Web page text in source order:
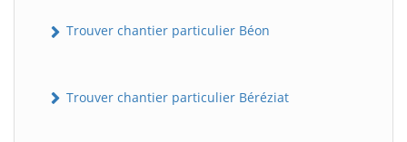
Trouver chantier particulier Béon
Trouver chantier particulier Béréziat